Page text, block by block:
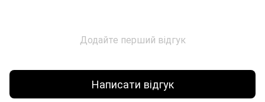
Додайте перший відгук
Написати відгук